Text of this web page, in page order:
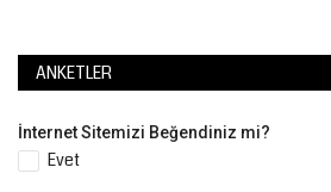
ANKETLER
İnternet Sitemizi Beğendiniz mi?
Evet